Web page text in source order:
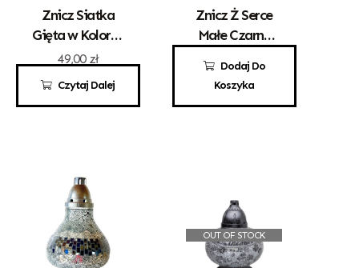
Czytaj Dalej
Znicz Siatka
Gięta w Kolorze
Złotym
49,00 zł
Dodaj Do
Koszyka
Znicz Ż Serce
Małe Czarne
69,00 zł
OUT OF STOCK